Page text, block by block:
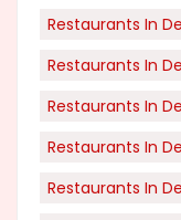
Restaurants In
Restaurants In
Restaurants In
Restaurants In
Restaurants In